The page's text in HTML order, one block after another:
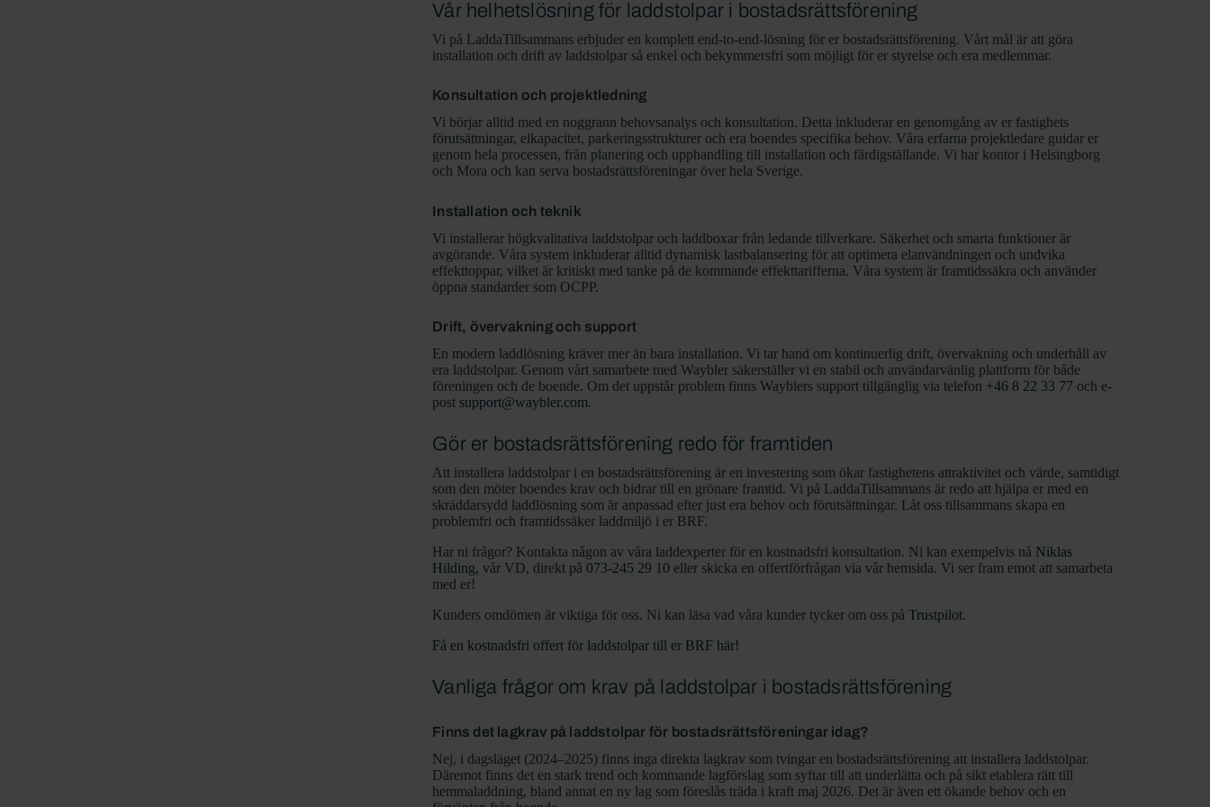
Vår helhetslösning för laddstolpar i bostadsrättsförening
Vi på LaddaTillsammans erbjuder en komplett end-to-end-lösning för er bostadsrättsförening. Vårt mål är att göra
installation och drift av laddstolpar så enkel och bekymmersfri som möjligt för er styrelse och era medlemmar.
Konsultation och projektledning
Vi börjar alltid med en noggrann behovsanalys och konsultation. Detta inkluderar en genomgång av er fastighets
förutsättningar, elkapacitet, parkeringsstrukturer och era boendes specifika behov. Våra erfarna projektledare guidar er
genom hela processen, från planering och upphandling till installation och färdigställande. Vi har kontor i Helsingborg
och Mora och kan serva bostadsrättsföreningar över hela Sverige.
Installation och teknik
Vi installerar högkvalitativa laddstolpar och laddboxar från ledande tillverkare. Säkerhet och smarta funktioner är
avgörande. Våra system inkluderar alltid dynamisk lastbalansering för att optimera elanvändningen och undvika
effekttoppar, vilket är kritiskt med tanke på de kommande effekttarifferna. Våra system är framtidssäkra och använder
öppna standarder som OCPP.
Drift, övervakning och support
En modern laddlösning kräver mer än bara installation. Vi tar hand om kontinuerlig drift, övervakning och underhåll av
era laddstolpar. Genom vårt samarbete med Waybler säkerställer vi en stabil och användarvänlig plattform för både
föreningen och de boende. Om det uppstår problem finns Wayblers support tillgänglig via telefon +46 8 22 33 77 och e-
post support@waybler.com.
Gör er bostadsrättsförening redo för framtiden
Att installera laddstolpar i en bostadsrättsförening är en investering som ökar fastighetens attraktivitet och värde, samtidigt
som den möter boendes krav och bidrar till en grönare framtid. Vi på LaddaTillsammans är redo att hjälpa er med en
skräddarsydd laddlösning som är anpassad efter just era behov och förutsättningar. Låt oss tillsammans skapa en
problemfri och framtidssäker laddmiljö i er BRF.
Har ni frågor? Kontakta någon av våra laddexperter för en kostnadsfri konsultation. Ni kan exempelvis nå Niklas
Hilding, vår VD, direkt på073-245 29 10 eller skicka en offertförfrågan via vår hemsida. Vi ser fram emot att samarbeta
med er!
Kunders omdömen är viktiga för oss. Ni kan läsa vad våra kunder tycker om oss påTrustpilot.
Få en kostnadsfri offert för laddstolpar till er BRF här!
Vanliga frågor om krav på laddstolpar i bostadsrättsförening
Finns det lagkrav på laddstolpar för bostadsrättsföreningar idag?
Nej, i dagsläget (2024–2025) finns inga direkta lagkrav som tvingar en bostadsrättsförening att installera laddstolpar.
Däremot finns det en stark trend och kommande lagförslag som syftar till att underlätta och på sikt etablera rätt till
hemmaladdning, bland annat en ny lag som föreslås träda i kraft maj 2026. Det är även ett ökande behov och en